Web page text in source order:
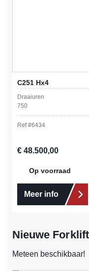
C251 Hx4
Draaiuren
750
Ref #6434
Normale prijs:
€ 48.500,00
Op voorraad
Meer info
Nieuwe
Meteen beschikbaar!